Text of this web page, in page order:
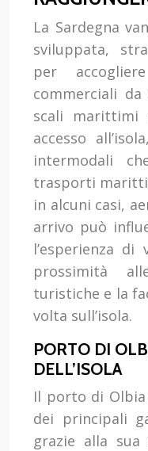
La Sardegna
sviluppata,
per
commerciali
scali marittimi
accesso
intermodali
trasporti
in alcuni casi,
arrivo può
l’esperienza di
prossimità
turistiche e la
volta sull’isola.
PORTO DI
DELL’ISOLA
Il porto di
dei principali
grazie alla sua